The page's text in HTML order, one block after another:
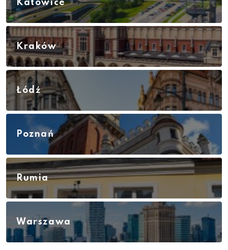
Katowice
Kraków
Łódź
Poznań
Rumia
Warszawa